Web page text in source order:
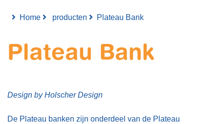
Home producten Plateau Bank
Plateau Bank
Design by Holscher Design
De Plateau banken zijn onderdeel van de Plateau